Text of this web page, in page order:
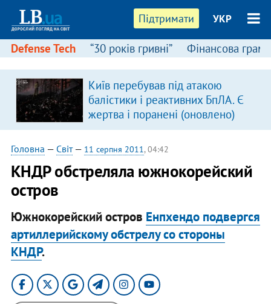
Підтримати УКР
Defense Tech “30 років гривні” Фінансова
Київ перебував під атакою
балістики і реактивних БпЛА. Є
жертва і поранені (оновлено)
Головна — Світ— 11 серпня 2011, 04:42
КНДР обстреляла южнокорейский
остров
Южнокорейский остров Енпхендо подвергся
артиллерийскому обстрелу со стороны
КНДР.